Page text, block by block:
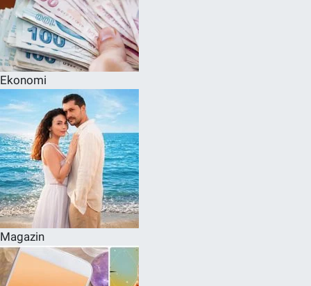
Ekonomi
Magazin